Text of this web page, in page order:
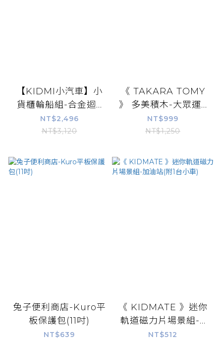
【KIDMI小汽車】小
貨櫃輪船組-合金迴...
NT$2,496
NT$3,120
《 TAKARA TOMY
》 多美積木-大眾運...
NT$999
NT$1,250
兔子便利商店-Kuro平
板保護包(11吋)
NT$639
《 KIDMATE 》迷你
軌道磁力片場景組-...
NT$512